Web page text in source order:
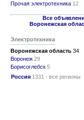
Прочая электротехника 12
Все
Воронежская
Электротехника
Воронежская область 34
Воронеж 29
Борисоглебск 5
Россия 1331 - все регионы